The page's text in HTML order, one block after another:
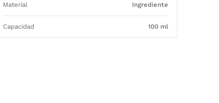
Material Ingrediente
Capacidad 100 ml